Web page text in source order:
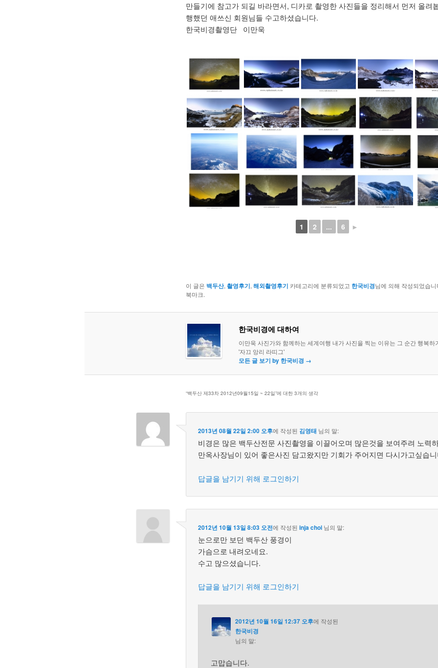
만들기에 참고가 되길 바라면서, 디카로 촬영한 사진들을 정리해서 먼저 올려
행했던 애쓰신 회원님들 수고하셨습니다.
한국비경촬영단 이만욱
1 2 ... 6 ►
이 글은 백두산, 촬영후기, 해외촬영후기 카테고리에 분류되었고 한국비경님에 의해 작성되었습
북마크.
한국비경에 대하여
이만욱 사진가와 함께하는 세계여행 내가 사진을 찍는 이유는 그 순간 행복하
'자끄 앙리 라띠그'
모든 글 보기 by 한국비경 →
“백두산 제33차 2012년09월15일 ~ 22일”에 대한 3개의 생각
2013년 08월 22일 2:00 오후에 작성된 김영태 님의 말:
비경은 많은 백두산전문 사진촬영을 이끌어오며 많은것을 보여주려 노력
만옥사장님이 있어 좋은사진 담고왔지만 기회가 주어지면 다시가고싶습
답글을 남기기 위해 로그인하기
2012년 10월 13일 8:03 오전에 작성된inja choi 님의 말:
눈으로만 보던 백두산 풍경이
가슴으로 내려오네요.
수고 많으셨습니다.
답글을 남기기 위해 로그인하기
2012년 10월 16일 12:37 오후에 작성된
한국비경
님의 말:
고맙습니다.